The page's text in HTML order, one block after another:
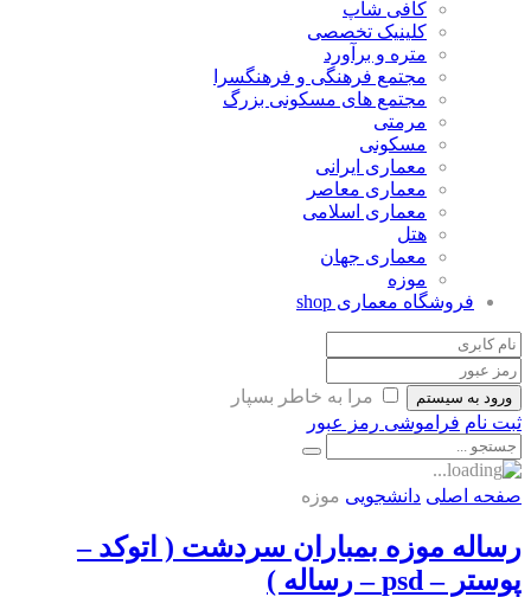
کافی شاپ
کلینیک تخصصی
متره و برآورد
مجتمع فرهنگی و فرهنگسرا
مجتمع های مسکونی بزرگ
مرمتی
مسکونی
معماری ایرانی
معماری معاصر
معماری اسلامی
هتل
معماری جهان
موزه
فروشگاه معماری shop
ورود به سیستم
مرا به خاطر بسپار
ثبت نام فراموشی رمز عبور
صفحه اصلی دانشجویی موزه
رساله موزه بمباران سردشت ( اتوکد –
پوستر – psd – رساله )